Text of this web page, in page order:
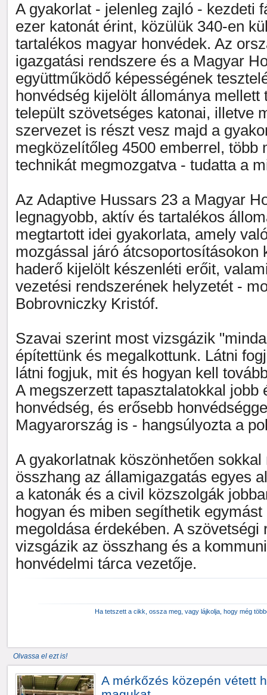
A gyakorlat - jelenleg zajló - kezdeti
ezer katonát érint, közülük 340-en
tartalékos magyar honvédek. Az
igazgatási rendszere és a Magyar
együttműködő képességének
honvédség kijelölt állománya mellett
települt szövetséges katonai, illetve
szervezet is részt vesz majd a
megközelítőleg 4500 emberrel, több
technikát megmozgatva - tudatta a
Az Adaptive Hussars 23 a Magyar
legnagyobb, aktív és tartalékos
megtartott idei gyakorlata, amely
mozgással járó átcsoportosításokon
haderő kijelölt készenléti erőit,
vezetési rendszerének helyzetét -
Bobrovniczky Kristóf.
Szavai szerint most vizsgázik
építettünk és megalkottunk. Látni
látni fogjuk, mit és hogyan kell
A megszerzett tapasztalatokkal jobb
honvédség, és erősebb
Magyarország is - hangsúlyozta a
A gyakorlatnak köszönhetően
összhang az államigazgatás egyes
a katonák és a civil közszolgák
hogyan és miben segíthetik
megoldása érdekében. A szövetségi
vizsgázik az összhang és a
honvédelmi tárca vezetője.
Ha tetszett a cikk, ossza meg, vagy lájkolja, hogy még
Olvassa el ezt is!
A mérkőzés közepén vétett